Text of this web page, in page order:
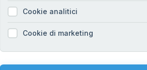
Alto
Privacy Policy
Cookie Policy
Mappa del sito
Cookie analitici
Cookie di marketing